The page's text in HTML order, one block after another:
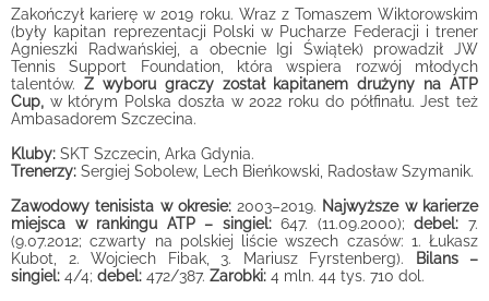
Zakończył karierę w 2019 roku. Wraz z Tomaszem Wiktorowskim
(były kapitan reprezentacji Polski w Pucharze Federacji i trener
Agnieszki Radwańskiej, a obecnie Igi Świątek) prowadził JW
Tennis Support Foundation, która wspiera rozwój młodych
talentów. Z wyboru graczy został kapitanem drużyny na ATP
Cup, w którym Polska doszła w 2022 roku do półfinału. Jest też
Ambasadorem Szczecina.
Kluby: SKT Szczecin, Arka Gdynia.
Trenerzy: Sergiej Sobolew, Lech Bieńkowski, Radosław Szymanik.
Zawodowy tenisista w okresie:2003–2019. Najwyższe w karierze
miejsca w rankingu ATP – singiel:647. (11.09.2000);debel:7.
(9.07.2012; czwarty na polskiej liście wszech czasów: 1. Łukasz
Kubot, 2. Wojciech Fibak, 3. Mariusz Fyrstenberg).
Bilans –
singiel: 4/4; debel: 472/387. Zarobki: 4 mln. 44 tys. 710 dol.